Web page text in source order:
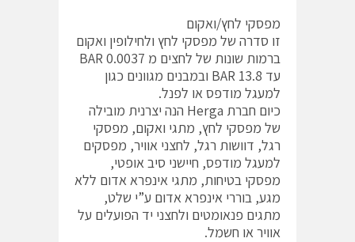
מפסקי לחץ/ואקום
זו סדרה של מפסקי לחץ ולחילופין ואקום
ברמות שונות של לחצים מ BAR 0.0037
עד BAR 13.8 ובמבנים מגוונים כגון
למעגל מודפס או לפנל.
כיום חברת Herga הנה יצרנית מובילה
של מפסקי לחץ, מתגי ואקום, מפסקי
רגל, דוושות רגל, לחצני אוויר, מפסקים
למעגל מודפס, חיישני סיב אופטי,
מפסקי בטיחות, מתגי אינפרא אדום ללא
מגע, בוררי אינפרא אדום ע”י שלט,
מתגים פנאומטים ולחצני יד הפועלים על
אוויר או חשמל.